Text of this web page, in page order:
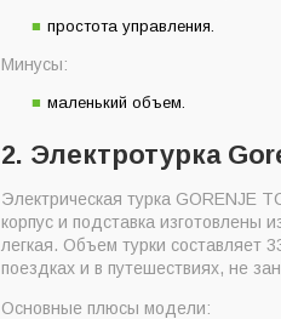
простота управления.
Минусы:
маленький объем.
2. Электротурка
Электрическая турка GORENJE
корпус и подставка изготовлены
легкая. Объем турки составляет
поездках и в путешествиях, не
Основные плюсы модели: